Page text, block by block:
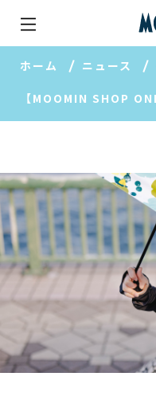
ホーム ニュース